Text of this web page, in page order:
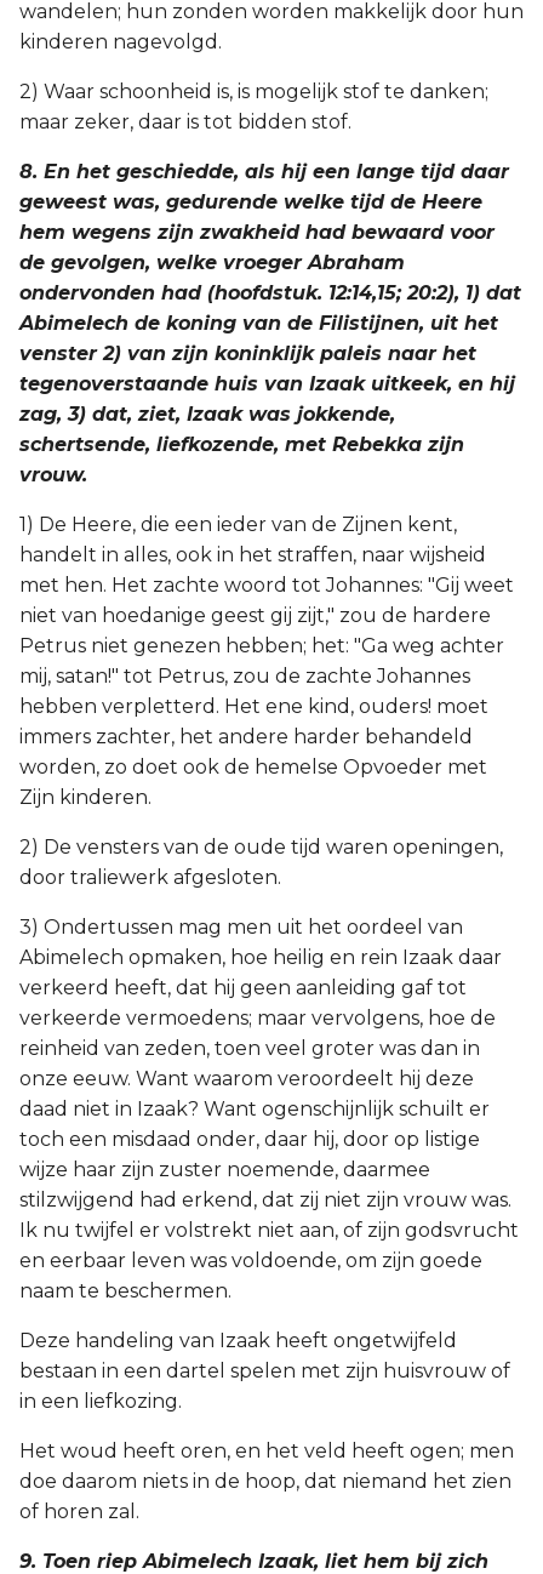
wandelen; hun zonden worden makkelijk door hun
kinderen nagevolgd.
2) Waar schoonheid is, is mogelijk stof te danken;
maar zeker, daar is tot bidden stof.
8. En het geschiedde, als hij een lange tijd daar
geweest was, gedurende welke tijd de Heere
hem wegens zijn zwakheid had bewaard voor
de gevolgen, welke vroeger Abraham
ondervonden had (hoofdstuk. 12:14,15; 20:2), 1) dat
Abimelech de koning van de Filistijnen, uit het
venster 2) van zijn koninklijk paleis naar het
tegenoverstaande huis van Izaak uitkeek, en hij
zag, 3) dat, ziet, Izaak was jokkende,
schertsende, liefkozende, met Rebekka zijn
vrouw.
1) De Heere, die een ieder van de Zijnen kent,
handelt in alles, ook in het straffen, naar wijsheid
met hen. Het zachte woord tot Johannes: "Gij weet
niet van hoedanige geest gij zijt," zou de hardere
Petrus niet genezen hebben; het: "Ga weg achter
mij, satan!" tot Petrus, zou de zachte Johannes
hebben verpletterd. Het ene kind, ouders! moet
immers zachter, het andere harder behandeld
worden, zo doet ook de hemelse Opvoeder met
Zijn kinderen.
2) De vensters van de oude tijd waren openingen,
door traliewerk afgesloten.
3) Ondertussen mag men uit het oordeel van
Abimelech opmaken, hoe heilig en rein Izaak daar
verkeerd heeft, dat hij geen aanleiding gaf tot
verkeerde vermoedens; maar vervolgens, hoe de
reinheid van zeden, toen veel groter was dan in
onze eeuw. Want waarom veroordeelt hij deze
daad niet in Izaak? Want ogenschijnlijk schuilt er
toch een misdaad onder, daar hij, door op listige
wijze haar zijn zuster noemende, daarmee
stilzwijgend had erkend, dat zij niet zijn vrouw was.
Ik nu twijfel er volstrekt niet aan, of zijn godsvrucht
en eerbaar leven was voldoende, om zijn goede
naam te beschermen.
Deze handeling van Izaak heeft ongetwijfeld
bestaan in een dartel spelen met zijn huisvrouw of
in een liefkozing.
Het woud heeft oren, en het veld heeft ogen; men
doe daarom niets in de hoop, dat niemand het zien
of horen zal.
9. Toen riep Abimelech Izaak, liet hem bij zich